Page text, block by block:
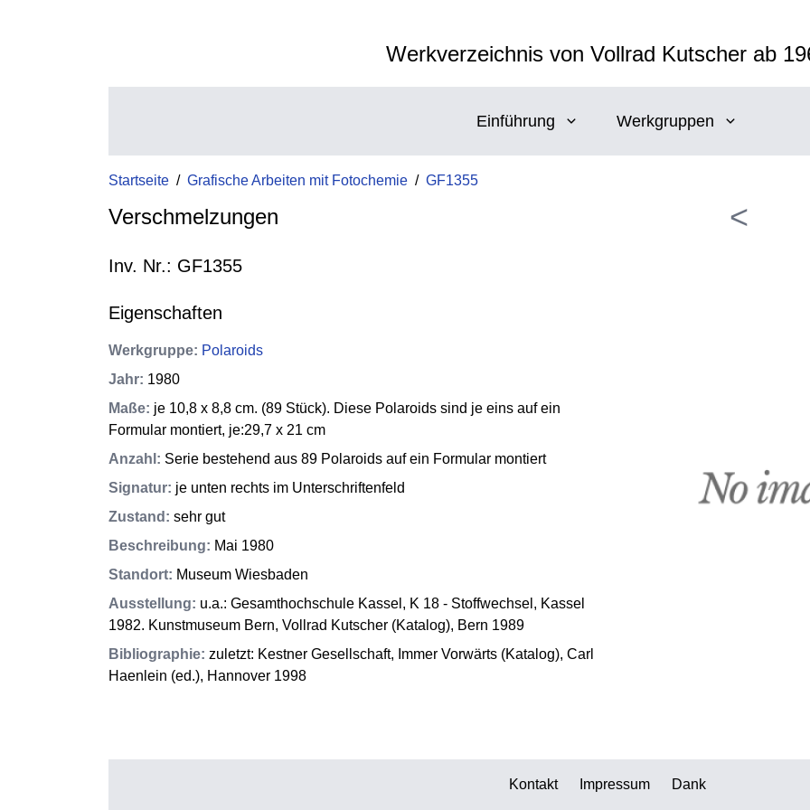
Werkverzeichnis von Vollrad Kutscher ab
Einführung Werkgruppen
Startseite / Grafische Arbeiten mit Fotochemie / GF1355
Verschmelzungen
Inv. Nr.: GF1355
Eigenschaften
Werkgruppe: Polaroids
Jahr: 1980
Maße: je 10,8 x 8,8 cm. (89 Stück). Diese Polaroids sind je eins auf ein
Formular montiert, je:29,7 x 21 cm
Anzahl : Serie bestehend aus 89 Polaroids auf ein Formular montiert
Signatur: je unten rechts im Unterschriftenfeld
Zustand : sehr gut
Beschreibung: Mai 1980
Standort: Museum Wiesbaden
Ausstellung: u.a.: Gesamthochschule Kassel, K 18 - Stoffwechsel, Kassel
1982. Kunstmuseum Bern, Vollrad Kutscher (Katalog), Bern 1989
Bibliographie: zuletzt: Kestner Gesellschaft, Immer Vorwärts (Katalog), Carl
Haenlein (ed.), Hannover 1998
<
Kontakt Impressum Dank